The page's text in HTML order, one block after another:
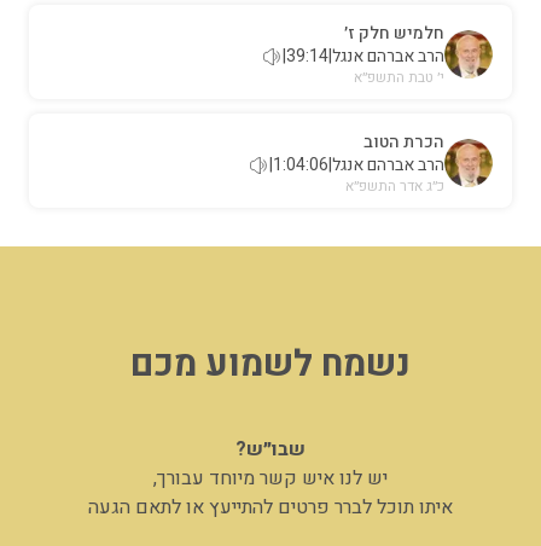
חלמיש חלק ז׳
הרב אברהם אנגל|
39:14
|
י׳ טבת התשפ״א
הכרת הטוב
הרב אברהם אנגל|
1:04:06
|
כ״ג אדר התשפ״א
נשמח לשמוע מכם
שבו״ש?
יש לנו איש קשר מיוחד עבורך,
איתו תוכל לברר פרטים להתייעץ או לתאם הגעה